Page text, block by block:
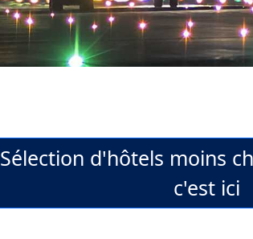
Sélection d'hôtels moins
c'est ici